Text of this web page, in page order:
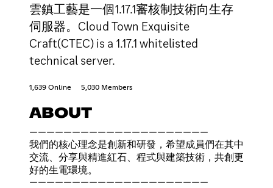
雲鎮工藝是一個1.17.1審核制技術向生存
伺服器。Cloud Town Exquisite
Craft(CTEC) is a 1.17.1 whitelisted
technical server.
1,639 Online 5,030 Members
ABOUT
—————————————————————
我們的核心理念是創新和研發，希望成員們在其中
交流、分享與精進紅石、程式與建築技術，共創更
好的生電環境。
—————————————————————